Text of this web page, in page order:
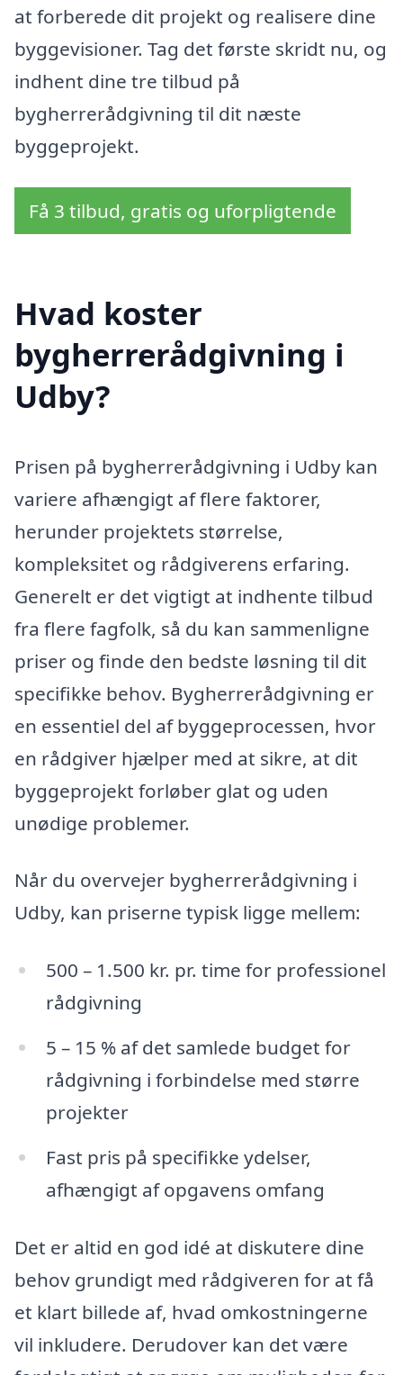
at forberede dit projekt og realisere dine
byggevisioner. Tag det første skridt nu, og
indhent dine tre tilbud på
bygherrerådgivning til dit næste
byggeprojekt.
Få 3 tilbud, gratis og uforpligtende
Hvad koster
bygherrerådgivning i
Udby?
Prisen på bygherrerådgivning i Udby kan
variere afhængigt af flere faktorer,
herunder projektets størrelse,
kompleksitet og rådgiverens erfaring.
Generelt er det vigtigt at indhente tilbud
fra flere fagfolk, så du kan sammenligne
priser og finde den bedste løsning til dit
specifikke behov. Bygherrerådgivning er
en essentiel del af byggeprocessen, hvor
en rådgiver hjælper med at sikre, at dit
byggeprojekt forløber glat og uden
unødige problemer.
Når du overvejer bygherrerådgivning i
Udby, kan priserne typisk ligge mellem:
500 – 1.500 kr. pr. time for professionel
rådgivning
5 – 15 % af det samlede budget for
rådgivning i forbindelse med større
projekter
Fast pris på specifikke ydelser,
afhængigt af opgavens omfang
Det er altid en god idé at diskutere dine
behov grundigt med rådgiveren for at få
et klart billede af, hvad omkostningerne
vil inkludere. Derudover kan det være